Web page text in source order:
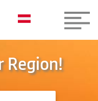
Region!